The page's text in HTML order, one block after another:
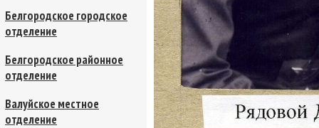
Белгородское городское
отделение
Белгородское районное
отделение
Валуйское местное
отделение